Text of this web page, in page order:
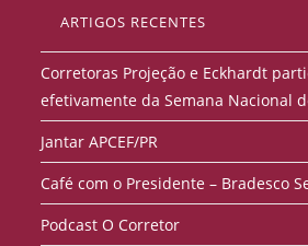
ARTIGOS RECENTES
Corretoras Projeção e Eckhardt
efetivamente da Semana Nacional
Jantar APCEF/PR
Café com o Presidente – Bradesco
Podcast O Corretor